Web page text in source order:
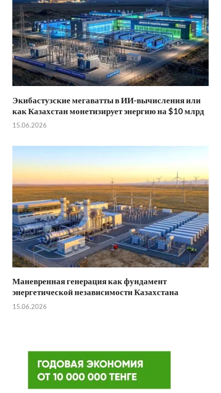
Экибастузские мегаватты в ИИ-вычисления или
как Казахстан монетизирует энергию на $10 млрд
15.06.2026
Маневренная генерация как фундамент
энергетической независимости Казахстана
15.06.2026